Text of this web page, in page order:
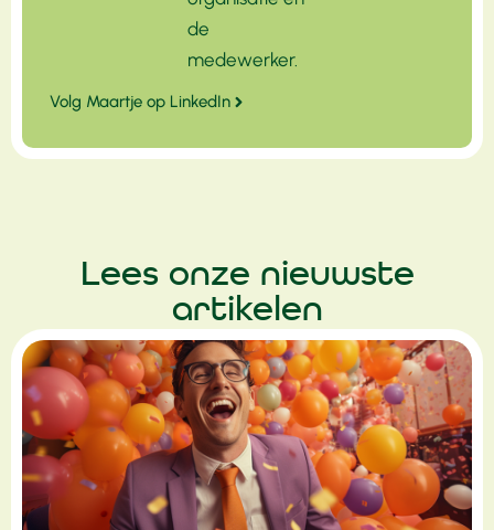
de
medewerker.
Volg Maartje op LinkedIn
Lees onze nieuwste
artikelen